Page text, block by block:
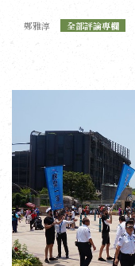
鄭雅淳 全部評論專欄